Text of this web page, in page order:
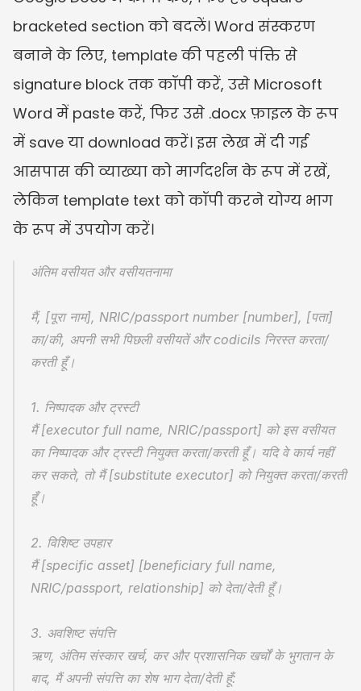
bracketed section को बदलें। Word संस्करण
बनाने के लिए, template की पहली पंक्ति से
signature block तक कॉपी करें, उसे Microsoft
Word में paste करें, फिर उसे .docx फ़ाइल के रूप
में save या download करें। इस लेख में दी गई
आसपास की व्याख्या को मार्गदर्शन के रूप में रखें,
लेकिन template text को कॉपी करने योग्य भाग
के रूप में उपयोग करें।
अंतिम वसीयत और वसीयतनामा
मैं, [पूरा नाम], NRIC/passport number [number], [पता]
का/की, अपनी सभी पिछली वसीयतें और codicils निरस्त करता/
करती हूँ।
1. निष्पादक और ट्रस्टी
मैं [executor full name, NRIC/passport] को इस वसीयत
का निष्पादक और ट्रस्टी नियुक्त करता/करती हूँ। यदि वे कार्य नहीं
कर सकते, तो मैं [substitute executor] को नियुक्त करता/करती
हूँ।
2. विशिष्ट उपहार
मैं [specific asset] [beneficiary full name,
NRIC/passport, relationship] को देता/देती हूँ।
3. अवशिष्ट संपत्ति
ऋण, अंतिम संस्कार खर्च, कर और प्रशासनिक खर्चों के भुगतान के
बाद, मैं अपनी संपत्ति का शेष भाग देता/देती हूँ: